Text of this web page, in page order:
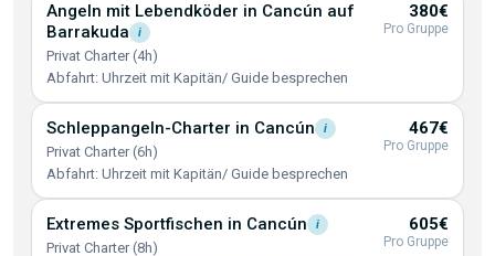
Angeln mit Lebendköder in Cancún auf
Barrakuda
i
Privat Charter (4h)
Abfahrt: Uhrzeit mit Kapitän/ Guide besprechen
380€
Pro Gruppe
Schleppangeln-Charter in Cancún i
Privat Charter (6h)
Abfahrt: Uhrzeit mit Kapitän/ Guide besprechen
467€
Pro Gruppe
Extremes Sportfischen in Cancún i
Privat Charter (8h)
605€
Pro Gruppe